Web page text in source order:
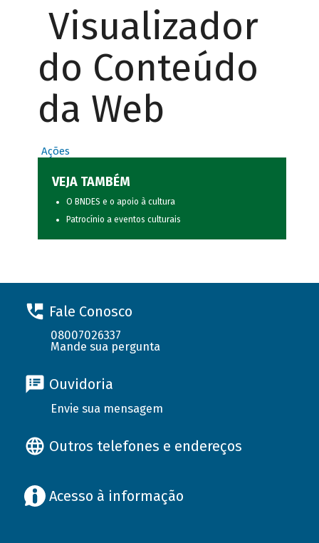
Visualizador
do Conteúdo
da Web
Ações
VEJA TAMBÉM
O BNDES e o apoio à cultura
Patrocínio a eventos culturais
Fale Conosco
08007026337
Mande sua pergunta
Ouvidoria
Envie sua mensagem
Outros telefones e endereços
Acesso à informação